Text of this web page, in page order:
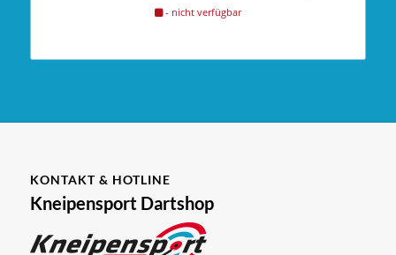
- nicht verfügbar
KONTAKT & HOTLINE
Kneipensport Dartshop